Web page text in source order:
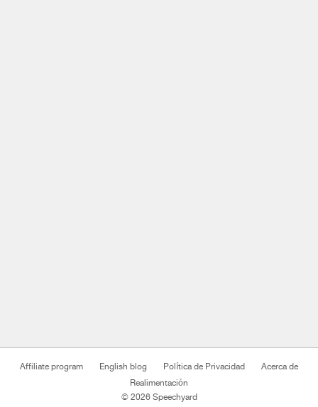
Affiliate program English blog Política de Privacidad
Acerca de
Realimentación
© 2026 Speechyard